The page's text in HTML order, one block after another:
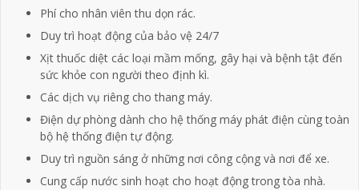
Phí cho nhân viên thu dọn rác.
Duy trì hoạt động của bảo vệ 24/7
Xịt thuốc diệt các loại mầm mống, gây hại và bệnh tật đến
sức khỏe con người theo định kì.
Các dịch vụ riêng cho thang máy.
Điện dự phòng dành cho hệ thống máy phát điện cùng toàn
bộ hệ thống điện tự động.
Duy trì nguồn sáng ở những nơi công cộng và nơi để xe.
Cung cấp nước sinh hoạt cho hoạt động trong tòa nhà.